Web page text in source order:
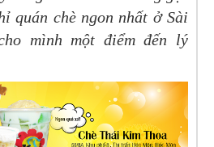
quán chè ngon nhất ở Sài
mình một điểm đến lý